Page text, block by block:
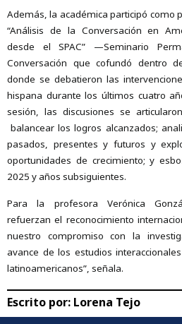
Además, la académica participó como
“Análisis de la Conversación en
desde el SPAC” —Seminario
Conversación que cofundó dentro
donde se debatieron las
hispana durante los últimos cuatro
sesión, las discusiones se
balancear los logros alcanzados;
pasados, presentes y futuros y
oportunidades de crecimiento; y
2025 y años subsiguientes.
Para la profesora Verónica
refuerzan el reconocimiento
nuestro compromiso con la
avance de los estudios
latinoamericanos”, señala.
Escrito por: Lorena Tejo